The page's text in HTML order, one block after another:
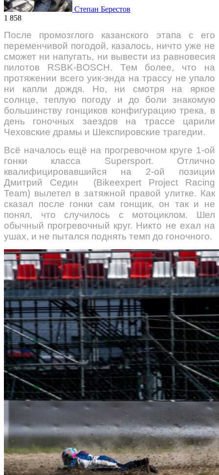
Степан Берестов
1 858
После промозглого казанского этапа с его
переменчивой погодой, казалось, ничто уже не
сможет ни напугать, ни вывести из равновесия
пилотов RSBK-BOSCH. Тем более, что на
протяжении всего уик-энда на трассу не упало
ни капли дождя. Но, ни смотря на яркое
солнце, теплую погоду и до боли знакомую
большинству гонщиков конфигурацию трека, в
день гоночных заездов на трассе царили
Чеховские драмы и Шекспировские трагедии.
Всё началось ещё на прогревочном круге 1-ой
гонки класса Supersport. Отлично
квалифицировавшийся на 2-ой позиции
Дмитрий Седин (Bikeexpert Project Racing
Team) вылетел в затяжной правой улитке. Как
сказал после гонки сам гонщик, он так и не
понял, что случилось с мотоциклом. Шел
обычный прогревочный круг. Никто не ехал на
ушах, и не пытался поднять темп до гоночного.